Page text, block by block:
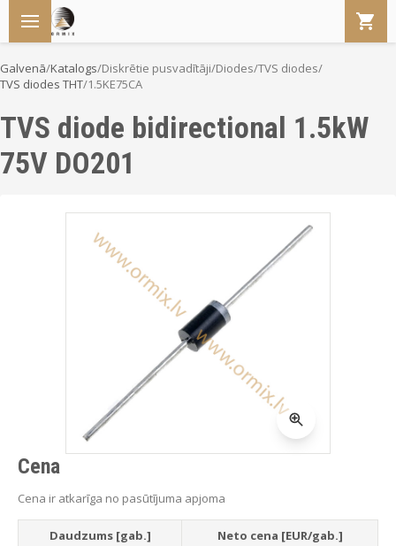
Galvenā/Katalogs/Diskrētie pusvadītāji/Diodes/TVS diodes/
TVS diodes THT/1.5KE75CA
TVS diode bidirectional 1.5kW
75V DO201
Cena
Cena ir atkarīga no pasūtījuma apjoma
Daudzums [gab.] Neto cena [EUR/gab.]